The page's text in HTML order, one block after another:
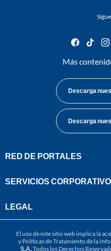
facebook
tiktok
Más
Descarga
Descarga
RED DE PORTALES
SERVICIOS
LEGAL
El uso de este sitio web implica la
y Políticas de Tratamiento de la
S.A.Todos los Derechos